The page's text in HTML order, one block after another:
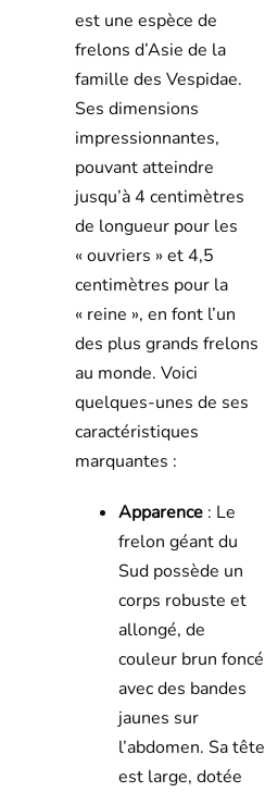
est une espèce de
frelons d’Asie de la
famille des Vespidae.
Ses dimensions
impressionnantes,
pouvant atteindre
jusqu’à 4 centimètres
de longueur pour les
« ouvriers » et 4,5
centimètres pour la
« reine », en font l’un
des plus grands frelons
au monde. Voici
quelques-unes de ses
caractéristiques
marquantes :
Apparence: Le
frelon géant du
Sud possède un
corps robuste et
allongé, de
couleur brun foncé
avec des bandes
jaunes sur
l’abdomen. Sa tête
est large, dotée